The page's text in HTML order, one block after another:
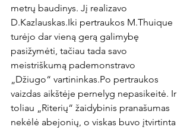
metrų baudinys. Jį realizavo
D.Kazlauskas.Iki pertraukos M.Thuique
turėjo dar vieną gerą galimybę
pasižymėti, tačiau tada savo
meistriškumą pademonstravo
„Džiugo“ vartininkas.Po pertraukos
vaizdas aikštėje pernelyg nepasikeitė. Ir
toliau „Riterių“ žaidybinis pranašumas
nekėlė abejonių, o viskas buvo įtvirtinta